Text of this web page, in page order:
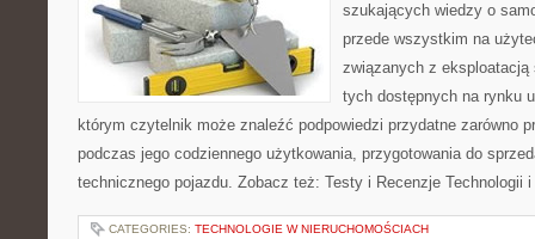
szukających wiedzy o
przede wszystkim na
związanych z eksploatacją
tych dostępnych na rynku
którym czytelnik może znaleźć podpowiedzi przydatne zarówno
podczas jego codziennego użytkowania, przygotowania do
technicznego pojazdu. Zobacz też: Testy i Recenzje
CATEGORIES: TECHNOLOGIE W NIERUCHOMOŚCIACH